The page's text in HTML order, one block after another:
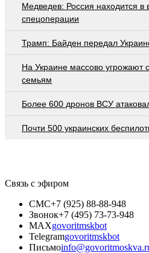
Медведев: Россия находится в
спецоперации
Трамп: Байден передал
На Украине массово угрожают
семьям
Более 600 дронов ВСУ
Почти 500 украинских
Связь с эфиром
СМС+7 (925) 88-88-948
Звонок+7 (495) 73-73-948
MAXgovoritmskbot
Telegramgovoritmskbot
Письмо